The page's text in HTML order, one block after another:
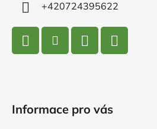
+420724395622
Informace pro vás